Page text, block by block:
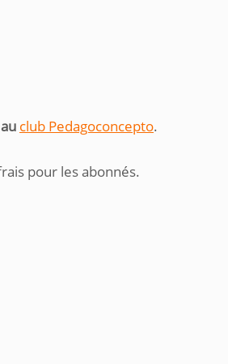
club Pedagoconcepto.
pour les abonnés.